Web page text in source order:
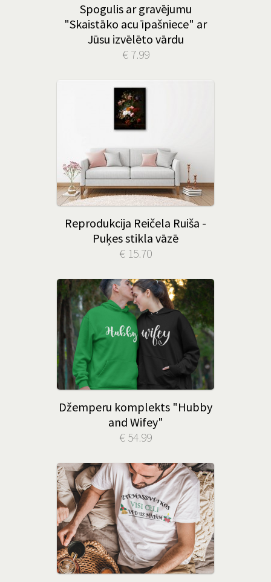
Spogulis ar gravējumu
"Skaistāko acu īpašniece" ar
Jūsu izvēlēto vārdu
€ 7.99
Reprodukcija Reičela Ruiša -
Puķes stikla vāzē
€ 15.70
Džemperu komplekts "Hubby
and Wifey"
€ 54.99